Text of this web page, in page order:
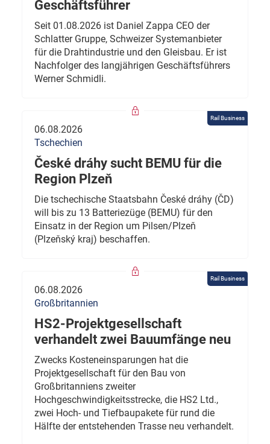
Geschäftsführer
Seit 01.08.2026 ist Daniel Zappa CEO der
Schlatter Gruppe, Schweizer Systemanbieter
für die Drahtindustrie und den Gleisbau. Er ist
Nachfolger des langjährigen Geschäftsführers
Werner Schmidli.
Rail Business
06.08.2026
Tschechien
České dráhy sucht BEMU für die
Region Plzeň
Die tschechische Staatsbahn České dráhy (ČD)
will bis zu 13 Batteriezüge (BEMU) für den
Einsatz in der Region um Pilsen/Plzeň
(Plzeňský kraj) beschaffen.
Rail Business
06.08.2026
Großbritannien
HS2-Projektgesellschaft
verhandelt zwei Bauumfänge neu
Zwecks Kosteneinsparungen hat die
Projektgesellschaft für den Bau von
Großbritanniens zweiter
Hochgeschwindigkeitsstrecke, die HS2 Ltd.,
zwei Hoch- und Tiefbaupakete für rund die
Hälfte der entstehenden Trasse neu verhandelt.